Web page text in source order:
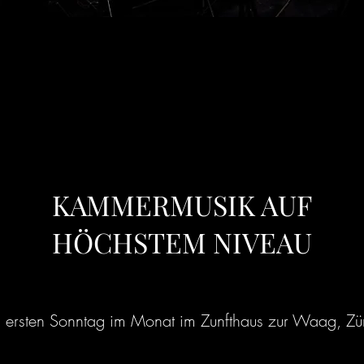
KAMMERMUSIK AUF
HÖCHSTEM NIVEAU
ersten Sonntag im Monat im Zunfthaus zur Waag,